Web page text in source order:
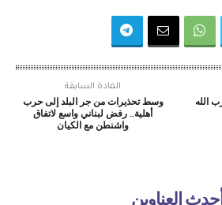
المادة السابقة
وسط تحذيرات من جر البلد إلى حرب
أهلية.. رفض لبناني واسع لاتفاق
واشنطن مع الكيان
الله
العناوين